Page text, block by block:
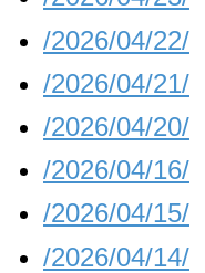
/2026/04/22/
/2026/04/21/
/2026/04/20/
/2026/04/16/
/2026/04/15/
/2026/04/14/